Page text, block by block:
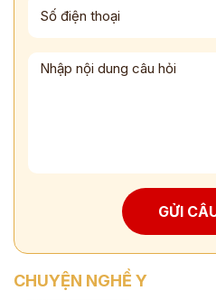
GỬI
CHUYỆN NGHỀ Y